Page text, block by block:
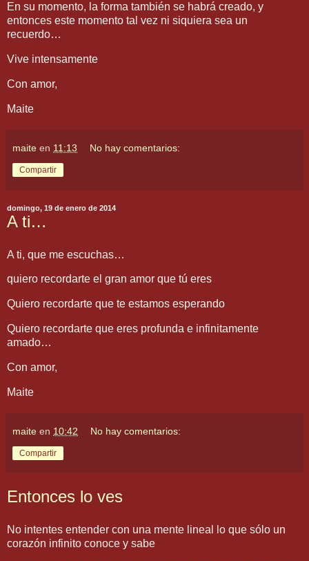
En su momento, la forma también se habrá creado, y
entonces este momento tal vez ni siquiera sea un
recuerdo…
Vive intensamente
Con amor,
Maite
maite en 11:13 No hay comentarios:
Compartir
domingo, 19 de enero de 2014
A ti…
A ti, que me escuchas…
quiero recordarte el gran amor que tú eres
Quiero recordarte que te estamos esperando
Quiero recordarte que eres profunda e infinitamente
amado…
Con amor,
Maite
maite en 10:42 No hay comentarios:
Compartir
Entonces lo ves
No intentes entender con una mente lineal lo que sólo un
corazón infinito conoce y sabe